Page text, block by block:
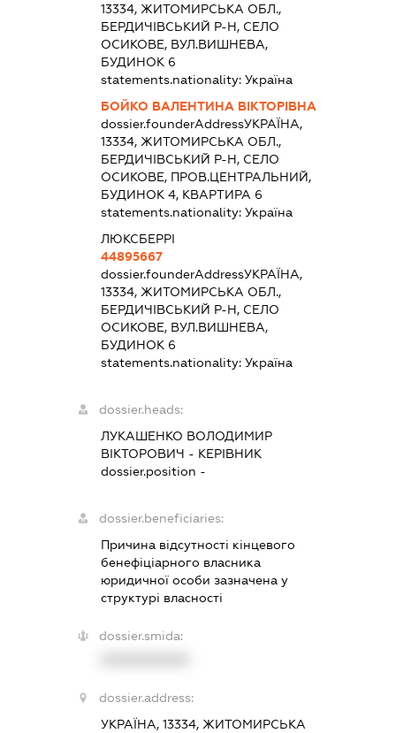
13334, ЖИТОМИРСЬКА ОБЛ.,
БЕРДИЧІВСЬКИЙ Р-Н, СЕЛО
ОСИКОВЕ, ВУЛ.ВИШНЕВА,
БУДИНОК 6
statements.nationality: Україна
БОЙКО ВАЛЕНТИНА ВІКТОРІВНА
dossier.founderAddressУКРАЇНА,
13334, ЖИТОМИРСЬКА ОБЛ.,
БЕРДИЧІВСЬКИЙ Р-Н, СЕЛО
ОСИКОВЕ, ПРОВ.ЦЕНТРАЛЬНИЙ,
БУДИНОК 4, КВАРТИРА 6
statements.nationality: Україна
ЛЮКСБЕРРІ
44895667
dossier.founderAddressУКРАЇНА,
13334, ЖИТОМИРСЬКА ОБЛ.,
БЕРДИЧІВСЬКИЙ Р-Н, СЕЛО
ОСИКОВЕ, ВУЛ.ВИШНЕВА,
БУДИНОК 6
statements.nationality: Україна
dossier.heads:
ЛУКАШЕНКО ВОЛОДИМИР
ВІКТОРОВИЧ - КЕРІВНИК
dossier.position -
dossier.beneficiaries:
Причина відсутності кінцевого
бенефіціарного власника
юридичної особи зазначена у
структурі власності
dossier.smida:
dossier.address:
УКРАЇНА, 13334, ЖИТОМИРСЬКА